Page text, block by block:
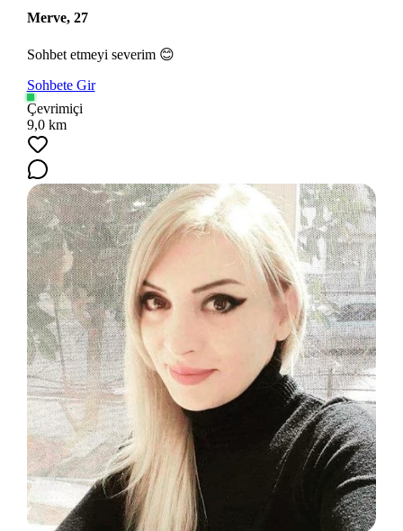
Merve, 27
Sohbet etmeyi severim 😊
Sohbete Gir
Çevrimiçi
9,0 km